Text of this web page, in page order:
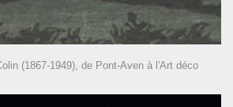
(1867-1949), de Pont-Aven à l'Art déco